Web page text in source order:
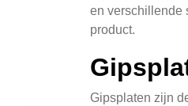
en verschillende
product.
Gipsplaten zijn